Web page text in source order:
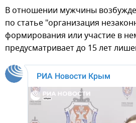
В отношении мужчины
по статье "организация
формирования или участие в
предусматривает до 15 лет